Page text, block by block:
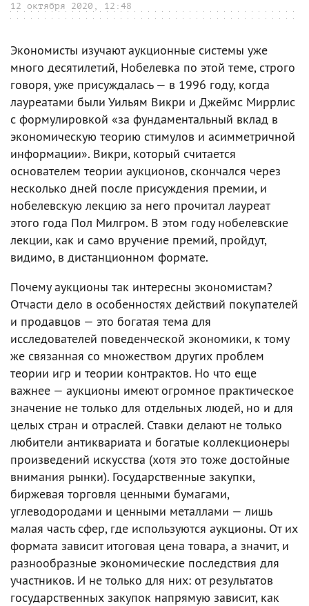
12 октября 2020, 12:48
Экономисты изучают аукционные системы уже
много десятилетий, Нобелевка по этой теме, строго
говоря, уже присуждалась — в 1996 году, когда
лауреатами были Уильям Викри и Джеймс Миррлис
с формулировкой «за фундаментальный вклад в
экономическую теорию стимулов и асимметричной
информации». Викри, который считается
основателем теории аукционов, скончался через
несколько дней после присуждения премии, и
нобелевскую лекцию за него прочитал лауреат
этого года Пол Милгром. В этом году нобелевские
лекции, как и само вручение премий, пройдут,
видимо, в дистанционном формате.
Почему аукционы так интересны экономистам?
Отчасти дело в особенностях действий покупателей
и продавцов — это богатая тема для
исследователей поведенческой экономики, к тому
же связанная со множеством других проблем
теории игр и теории контрактов. Но что еще
важнее — аукционы имеют огромное практическое
значение не только для отдельных людей, но и для
целых стран и отраслей. Ставки делают не только
любители антиквариата и богатые коллекционеры
произведений искусства (хотя это тоже достойные
внимания рынки). Государственные закупки,
биржевая торговля ценными бумагами,
углеводородами и ценными металлами — лишь
малая часть сфер, где используются аукционы. От их
формата зависит итоговая цена товара, а значит, и
разнообразные экономические последствия для
участников. И не только для них: от результатов
государственных закупок напрямую зависит, как